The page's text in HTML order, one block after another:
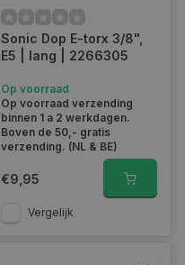
Sonic Dop E-torx 3/8",
E5 | lang | 2266305
Op voorraad
Op voorraad verzending
binnen 1 a 2 werkdagen.
Boven de 50,- gratis
verzending. (NL & BE)
€9,95
Vergelijk